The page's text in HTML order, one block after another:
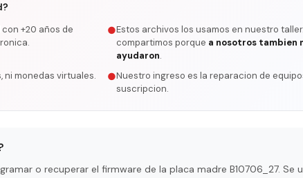
con +20 años de
●Estos archivos los usamos en nuestro
compartimos porque a nosotros tambien
ayudaron.
ni monedas virtuales.
●Nuestro ingreso es la reparacion de
suscripcion.
o recuperar el firmware de la placa madre B10706_27. Se